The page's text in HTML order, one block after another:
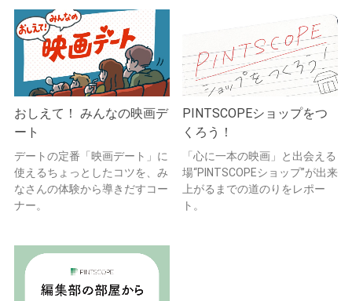
おしえて！ みんなの映画デ
ート
デートの定番「映画デート」に
使えるちょっとしたコツを、み
なさんの体験から導きだすコー
ナー。
PINTSCOPEショップをつ
くろう！
「心に一本の映画」と出会える
場“PINTSCOPEショップ”が出来
上がるまでの道のりをレポー
ト。